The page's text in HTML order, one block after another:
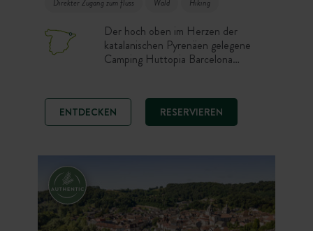
Direkter Zugang zum fluss Wald Hiking
Der hoch oben im Herzen der
katalanischen Pyrenäen gelegene
Camping Huttopia Barcelona
dieser wunderschönen Gegend. Nur
1,5 Stunden von Barcelona entfernt
verweben sich Berge, Wälder und
wo jede Jahreszeit eine intakte
ENTDECKEN RESERVIEREN